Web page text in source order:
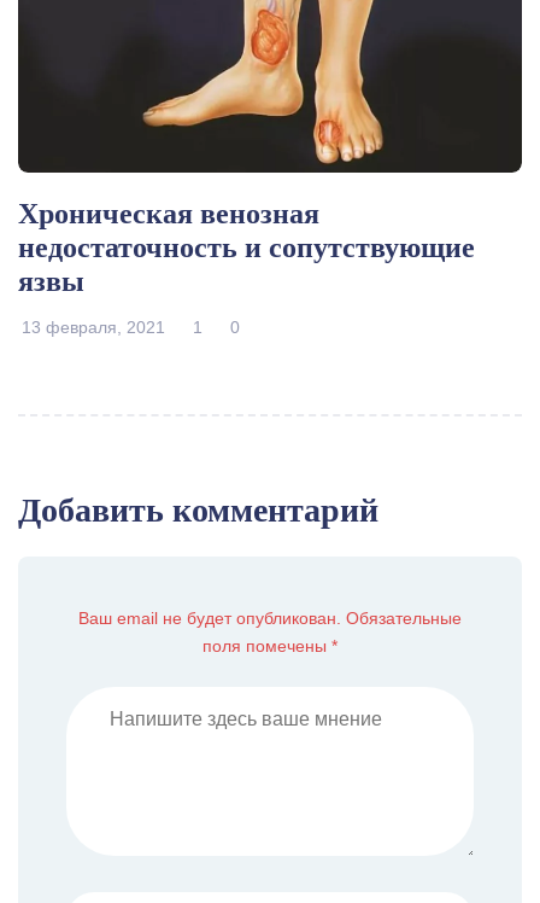
Хроническая венозная
недостаточность и сопутствующие
язвы
13 февраля, 2021 1 0
Добавить комментарий
Ваш email не будет опубликован. Обязательные
поля помечены *